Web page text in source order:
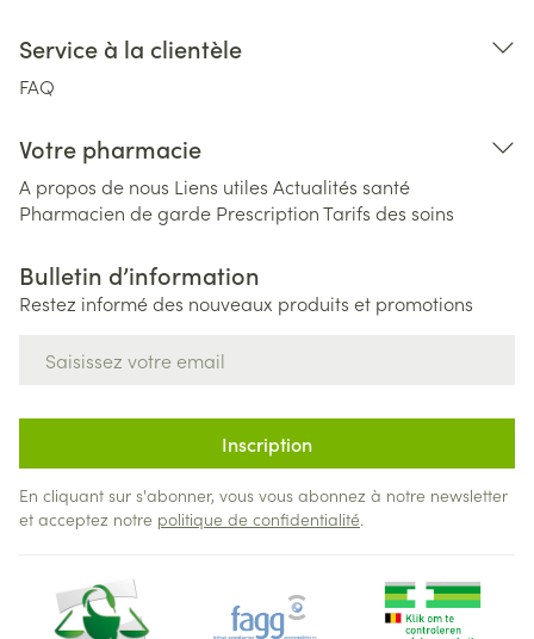
Service à la clientèle
FAQ
Votre pharmacie
A propos de nous Liens utiles Actualités santé
Pharmacien de garde PrescriptionTarifs des soins
Bulletin d’information
Restez informé des nouveaux produits et promotions
Inscription
En cliquant sur s'abonner, vous vous abonnez à notre newsletter
et acceptez notre politique de confidentialité.